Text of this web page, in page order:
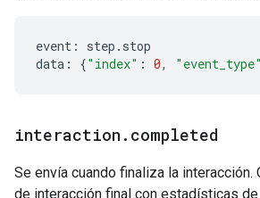
event : step . stop
data : {"index" : 0, "event_type"
interaction . completed
Se envía cuando finaliza la interacción.
de interacción final con estadísticas de